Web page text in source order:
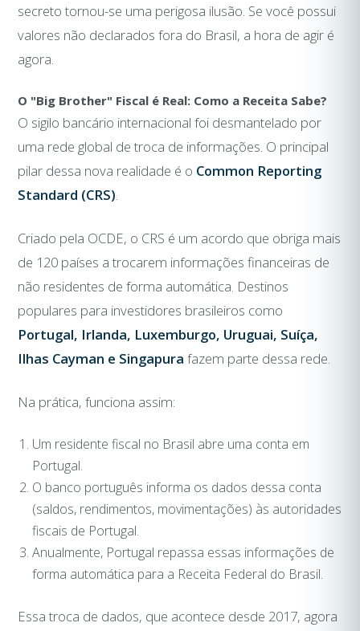
secreto tornou-se uma perigosa ilusão. Se você possui
valores não declarados fora do Brasil, a hora de agir é
agora.
O "Big Brother" Fiscal é Real: Como a Receita Sabe?
O sigilo bancário internacional foi desmantelado por
uma rede global de troca de informações. O principal
pilar dessa nova realidade é o Common Reporting
Standard (CRS)
Criado pela OCDE, o CRS é um acordo que obriga mais
de 120 países a trocarem informações financeiras de
não residentes de forma automática. Destinos
populares para investidores brasileiros como
Portugal, Irlanda, Luxemburgo, Uruguai, Suíça,
Ilhas Cayman e Singapura fazem parte dessa rede.
Na prática, funciona assim:
Um residente fiscal no Brasil abre uma conta em
Portugal.
O banco português informa os dados dessa conta
(saldos, rendimentos, movimentações) às autoridades
fiscais de Portugal.
Anualmente, Portugal repassa essas informações de
forma automática para a Receita Federal do Brasil.
Essa troca de dados, que acontece desde 2017, agora